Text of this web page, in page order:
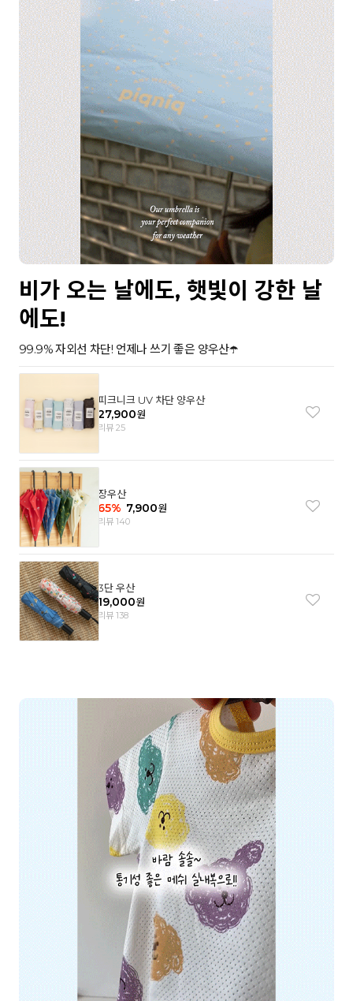
비가 오는 날에도, 햇빛이 강한 날
에도!
99.9% 자외선 차단! 언제나 쓰기 좋은 양우산☂️
피크니크 UV 차단 양우산
27,900원
리뷰 25
장우산
65% 7,900원
리뷰 140
3단 우산
19,000원
리뷰 138